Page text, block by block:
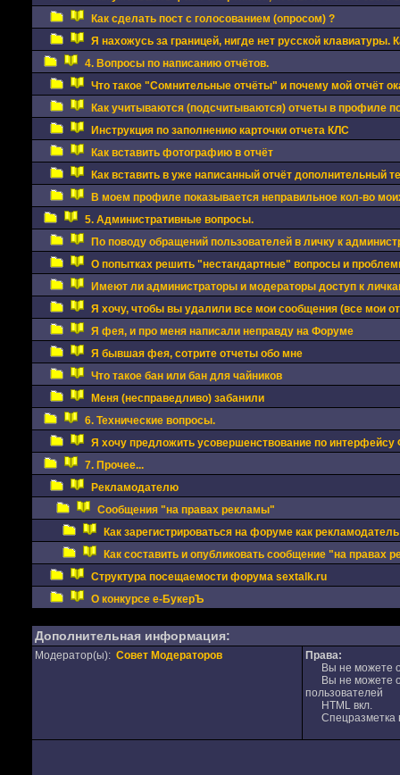
Как сделать пост с голосованием (опросом) ?
Я нахожусь за границей, нигде нет русской клавиатуры.
4. Вопросы по написанию отчётов.
Что такое "Сомнительные отчёты" и почему мой отчёт
Как учитываются (подсчитываются) отчеты в профиле
Инструкция по заполнению карточки отчета КЛС
Как вставить фотографию в отчёт
Как вставить в уже написанный отчёт дополнительный
В моем профиле показывается неправильное кол-во
5. Административные вопросы.
По поводу обращений пользователей в личку к
О попытках решить "нестандартные" вопросы и
Имеют ли администраторы и модераторы доступ к
Я хочу, чтобы вы удалили все мои сообщения (все мои
Я фея, и про меня написали неправду на Форуме
Я бывшая фея, сотрите отчеты обо мне
Что такое бан или бан для чайников
Меня (несправедливо) забанили
6. Технические вопросы.
Я хочу предложить усовершенствование по интерфейсу
7. Прочее...
Рекламодателю
Сообщения "на правах рекламы"
Как зарегистрироваться на форуме как рекламодатель
Как составить и опубликовать сообщение "на правах
Структура посещаемости форума sextalk.ru
О конкурсе е-БукерЪ
Дополнительная информация:
Модератор(ы): Совет Модераторов
Права:
Вы не можете
Вы не можете
пользователей
HTML вкл.
Спецразметка